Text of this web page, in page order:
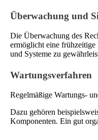
Überwachung und
Die Überwachung des
ermöglicht eine frühzeitige
und Systeme zu
Wartungsverfahren
Regelmäßige Wartungs-
Dazu gehören
Komponenten. Ein gut